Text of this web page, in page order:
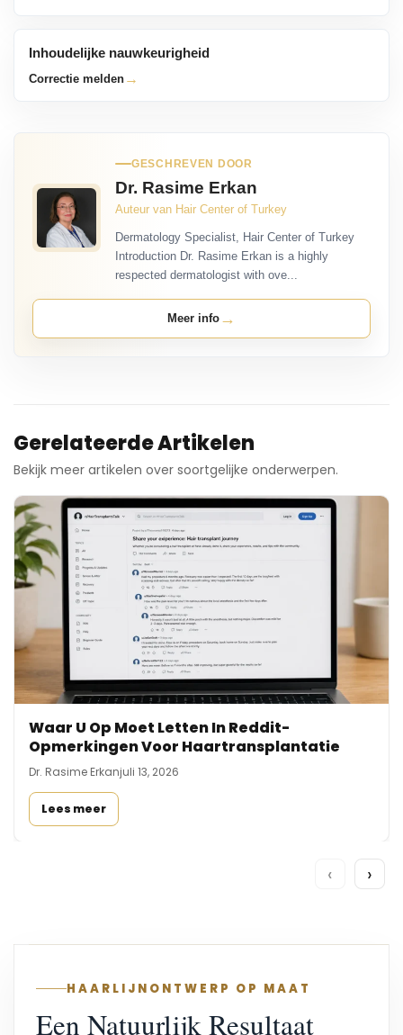
Inhoudelijke nauwkeurigheid
Correctie melden →
GESCHREVEN DOOR
Dr. Rasime Erkan
Auteur van Hair Center of Turkey
Dermatology Specialist, Hair Center of Turkey
Introduction Dr. Rasime Erkan is a highly
respected dermatologist with ove...
Meer info →
Gerelateerde Artikelen
Bekijk meer artikelen over soortgelijke onderwerpen.
Waar U Op Moet Letten In Reddit-
Opmerkingen Voor Haartransplantatie
Dr. Rasime Erkanjuli 13, 2026
Lees meer
‹ ›
HAARLIJNONTWERP OP MAAT
Een Natuurlijk Resultaat